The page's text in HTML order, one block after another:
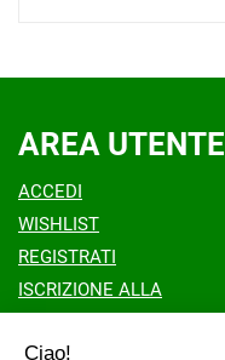
AREA UTENTE
ACCEDI
WISHLIST
REGISTRATI
ISCRIZIONE ALLA
CONTATTI